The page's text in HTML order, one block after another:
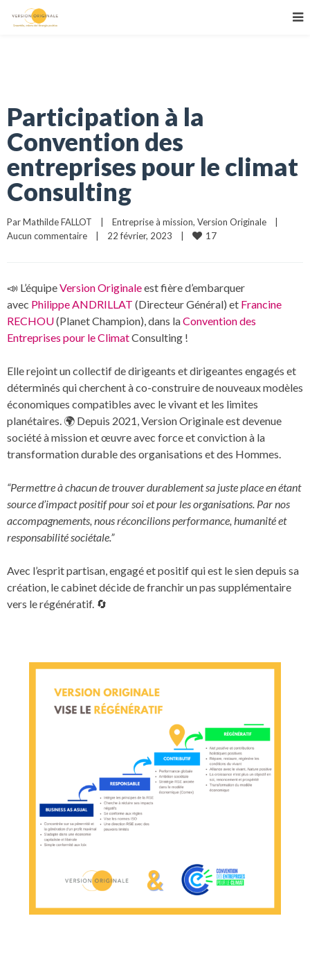
Participation à la
Convention des
entreprises pour le climat
Consulting
Par Mathilde FALLOT Entreprise à mission, Version Originale
Aucun commentaire
22 février, 2023 17
📣 L’équipeVersion Originaleest fière d’embarquer
avec Philippe ANDRILLAT (Directeur Général) et Francine
RECHOU(Planet Champion), dans laConvention des
Entreprises pour le ClimatConsulting !
Elle rejoint un collectif de dirigeants et dirigeantes engagés et
déterminés qui cherchent à co-construire de nouveaux modèles
économiques compatibles avec le vivant et les limites
planétaires. 🌍 Depuis 2021, Version Originale est devenue
société à mission et œuvre avec force et conviction à la
transformation durable des organisations et des Hommes.
“Permettre à chacun de trouver durablement sa juste place en étant
source d’impact positif pour soi et pour les organisations. Par nos
accompagnements, nous réconcilions performance, humanité et
responsabilité sociétale.”
Avec l’esprit partisan, engagé et positif qui est le sien depuis sa
création, le cabinet décide de franchir un pas supplémentaire
vers le régénératif. 🔄